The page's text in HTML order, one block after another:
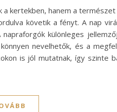
kertekben, hanem a
követik a fényt. A nap
különleges
nevelhetők, és a
is jól mutatnak, így szinte